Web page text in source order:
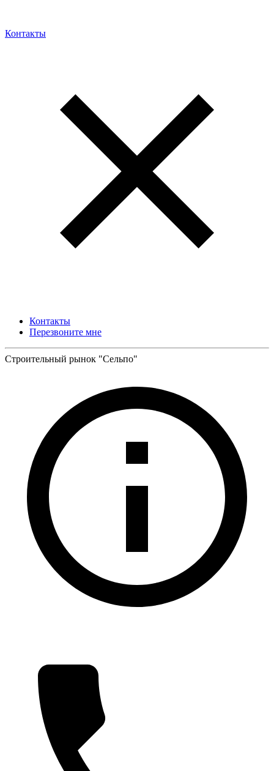
Контакты
Контакты
Перезвоните мне
Строительный рынок "Сельпо"